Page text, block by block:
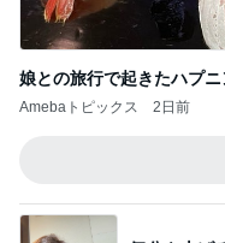
娘との旅行で起きたハプニ
Amebaトピックス 2日前